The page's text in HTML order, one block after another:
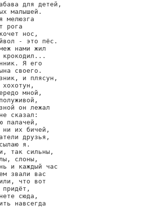
для детей,
малышей.
мелюзга
рога
нос,
- это пёс.
нами жил
крокодил...
Я его
своего.
и плясун,
мной,
он лежал
сказал:
палачей,
их бичей,
друзья,
я.
так сильны,
слоны,
и каждый час
звали вас
что вот
придёт,
сюда,
навсегда